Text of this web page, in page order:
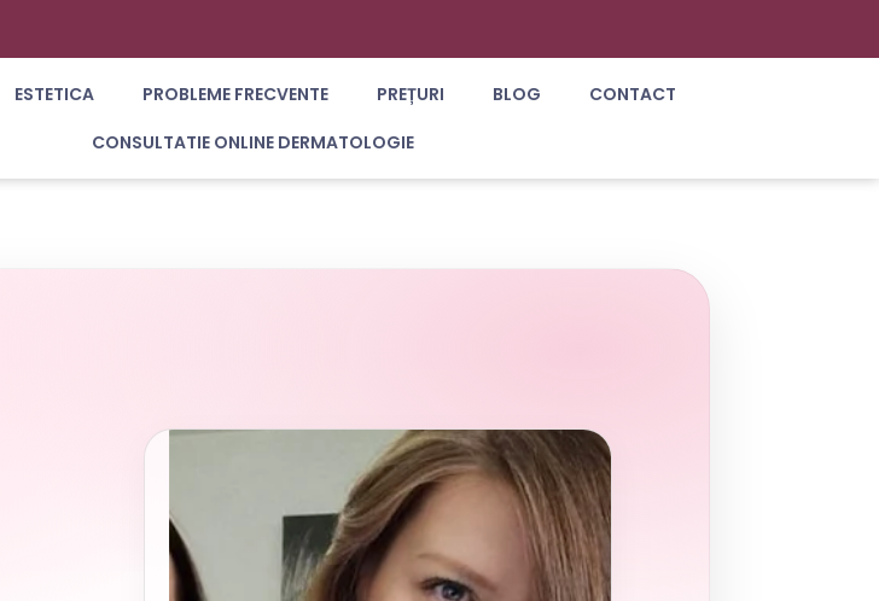
ESTETICA PROBLEME FRECVENTE PREȚURI BLOG
CONTACT
CONSULTATIE ONLINE DERMATOLOGIE